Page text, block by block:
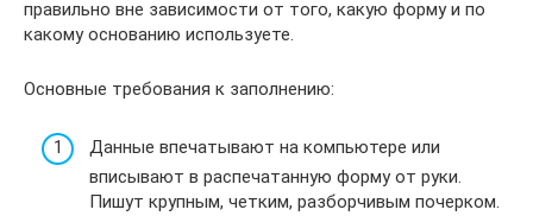
правильно вне зависимости от того, какую форму и по
какому основанию используете.
Основные требования к заполнению:
Данные впечатывают на компьютере или
вписывают в распечатанную форму от руки.
Пишут крупным, четким, разборчивым почерком.